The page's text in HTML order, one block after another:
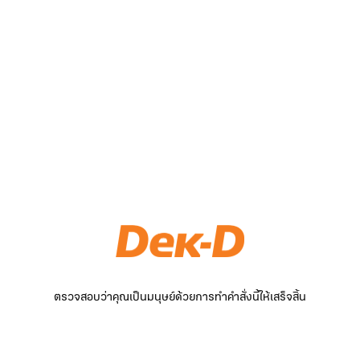
ตรวจสอบว่าคุณเป็นมนุษย์ด้วยการทำคำสั่งนี้ให้เสร็จสิ้น